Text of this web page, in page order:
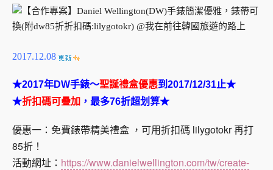
2017.12.08
★2017年DW手錶～聖誕禮盒優惠到2017/12/31止★
★折扣碼可疊加 ，最多76折超划算★
優惠一：免費錶帶精美禮盒 ，可用折扣碼 lilygotokr 再打
85折！
活動網址 ： https://www.danielwellington.com/tw/create-